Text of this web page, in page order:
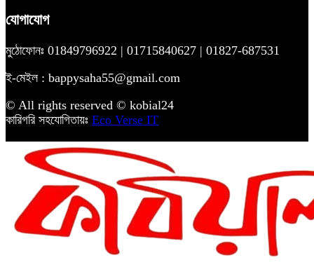
যোগাযোগ
মুঠোফোনঃ 01849796922 | 01715840627 | 01827-687531
ই-মেইল : bappysaha55@gmail.com
© All rights reserved © kobial24
কারিগরি সহযোগিতায়ঃ Eco Verse IT